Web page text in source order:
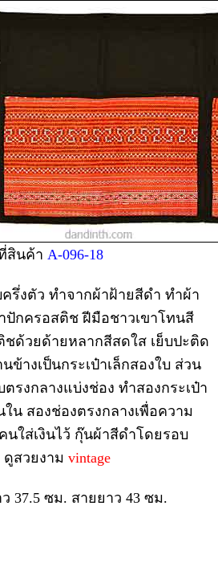
สินค้า A-096-18
รึ่งตัว ทำจากผ้าฝ้ายสีดำ ทำผ้า
ปักครอสติช ฝีมือชาวเขาโทนสี
ด้วยด้ายหลากสีสดใส เย็บปะติด
ข้างเป็นกระเป๋าเล็กสองใบ ส่วน
รงกลางแบ่งช่อง ทำสองกระเป๋า
น สองช่องตรงกลางเพื่อความ
ใส่เงินไว้ กุ๊นผ้าสีดำโดยรอบ
ดูสวยงาม vintage
37.5 ซม. สายยาว 43 ซม.